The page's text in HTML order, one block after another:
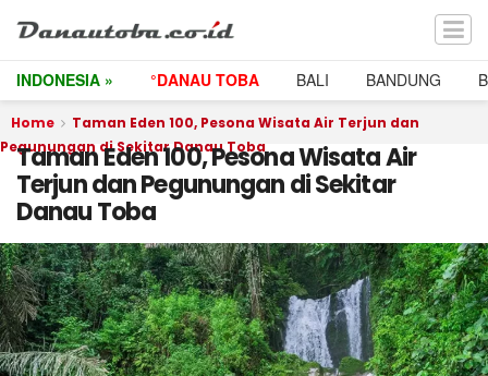
INDONESIA » °DANAU TOBA BALI BANDUNG
Home
Taman Eden 100, Pesona Wisata Air Terjun dan
Pegunungan di Sekitar Danau Toba
Taman Eden 100, Pesona Wisata Air
Terjun dan Pegunungan di Sekitar
Danau Toba